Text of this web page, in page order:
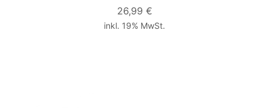
26,99 €
inkl. 19% MwSt.